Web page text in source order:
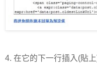
4. 在它的下一行插入(貼